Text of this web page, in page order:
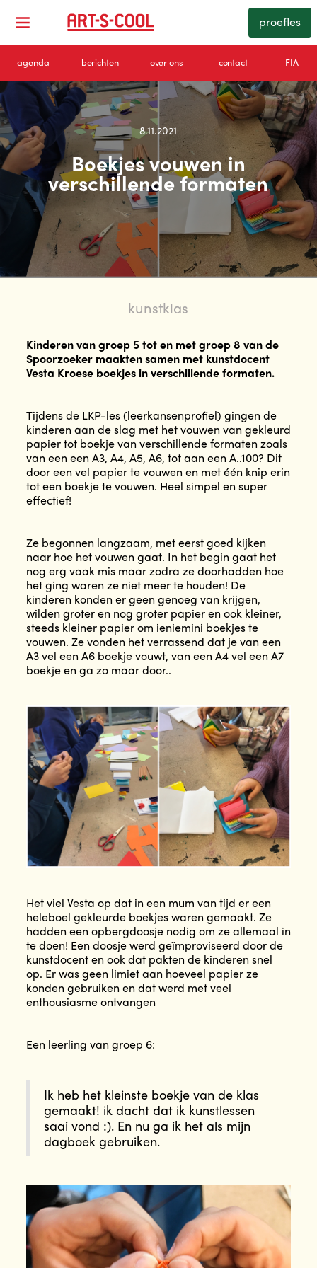
proefles
agenda berichten over ons contact FIA
8.11.2021
Boekjes vouwen in
verschillende formaten
kunstklas
Kinderen van groep 5 tot en met groep 8 van de
Spoorzoeker maakten samen met kunstdocent
Vesta Kroese boekjes in verschillende formaten.
Tijdens de LKP-les (leerkansenprofiel) gingen de
kinderen aan de slag met het vouwen van gekleurd
papier tot boekje van verschillende formaten zoals
van een een A3, A4, A5, A6, tot aan een A..100? Dit
door een vel papier te vouwen en met één knip erin
tot een boekje te vouwen. Heel simpel en super
effectief!
Ze begonnen langzaam, met eerst goed kijken
naar hoe het vouwen gaat. In het begin gaat het
nog erg vaak mis maar zodra ze doorhadden hoe
het ging waren ze niet meer te houden! De
kinderen konden er geen genoeg van krijgen,
wilden groter en nog groter papier en ook kleiner,
steeds kleiner papier om ieniemini boekjes te
vouwen. Ze vonden het verrassend dat je van een
A3 vel een A6 boekje vouwt, van een A4 vel een A7
boekje en ga zo maar door..
Het viel Vesta op dat in een mum van tijd er een
heleboel gekleurde boekjes waren gemaakt. Ze
hadden een opbergdoosje nodig om ze allemaal in
te doen! Een doosje werd geïmproviseerd door de
kunstdocent en ook dat pakten de kinderen snel
op. Er was geen limiet aan hoeveel papier ze
konden gebruiken en dat werd met veel
enthousiasme ontvangen
Een leerling van groep 6:
Ik heb het kleinste boekje van de klas
gemaakt! ik dacht dat ik kunstlessen
saai vond :). En nu ga ik het als mijn
dagboek gebruiken.